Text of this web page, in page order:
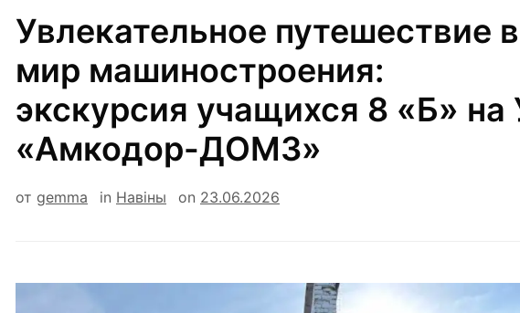
Увлекательное путешествие в
мир машиностроения:
экскурсия учащихся 8 «Б» на
«Амкодор-ДОМЗ»
от gemma in Навiны on 23.06.2026